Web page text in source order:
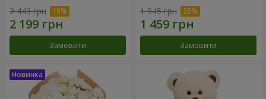
2 443 грн
Замовити
1 945 грн
Замовити